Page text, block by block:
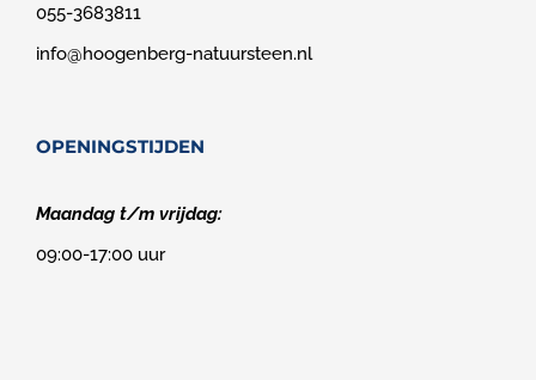
055-3683811
info@hoogenberg-natuursteen.nl
OPENINGSTIJDEN
Maandag t/m vrijdag:
09:00-17:00 uur